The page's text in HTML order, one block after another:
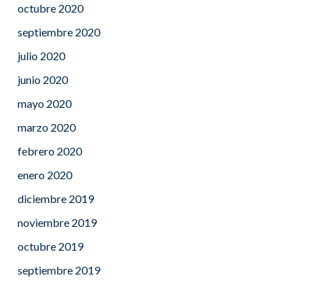
octubre 2020
septiembre 2020
julio 2020
junio 2020
mayo 2020
marzo 2020
febrero 2020
enero 2020
diciembre 2019
noviembre 2019
octubre 2019
septiembre 2019